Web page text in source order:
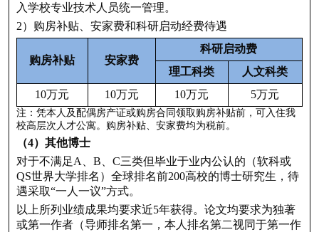
入学校专业技术人员统一管理。
2）购房补贴、安家费和科研启动经费待遇
购房补贴 安家费
科研启动费
理工科类
人文科类
10万元
10万元 10万元 5万元
注：凭本人及配偶房产证或购房合同领取购房补贴前，可入住我
校高层次人才公寓。购房补贴、安家费均为税前。
（4）其他博士
对于不满足A、B、C三类但毕业于业内公认的（软科或
QS世界大学排名）全球排名前200高校的博士研究生，待
遇采取“一人一议”方式。
以上所列业绩成果均要求近5年获得。论文均要求为独著
或第一作者（导师排名第一，本人排名第二视同于第一作